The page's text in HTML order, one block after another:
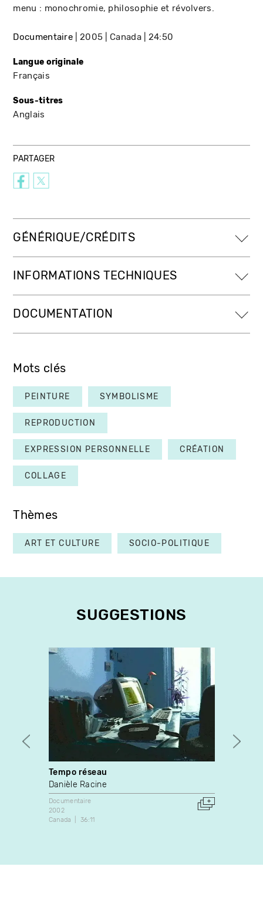
menu : monochromie, philosophie et révolvers.
Documentaire 2005 Canada 24:50
Langue originale
Français
Sous-titres
Anglais
PARTAGER
GÉNÉRIQUE/CRÉDITS
INFORMATIONS TECHNIQUES
DOCUMENTATION
Mots clés
PEINTURE SYMBOLISME
REPRODUCTION
EXPRESSION PERSONNELLE CRÉATION
COLLAGE
Thèmes
ART ET CULTURE SOCIO-POLITIQUE
SUGGESTIONS
Tempo réseau
Danièle Racine
Documentaire
2002
Canada
36:11